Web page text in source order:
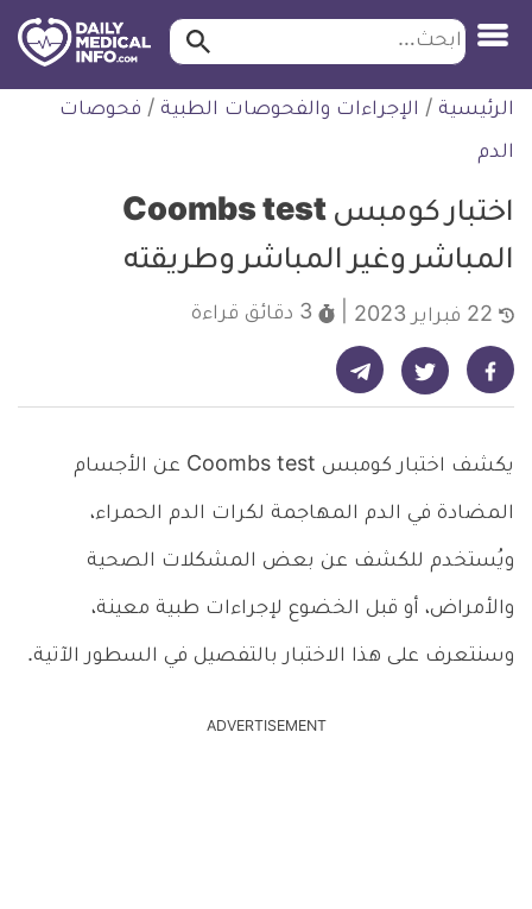
التخطي
للمحتوى
طبية
ابحث ابحث…
الرئيسية / الإجراءات والفحوصات الطبية / فحوصات
الدم
اختبار كومبس Coombs test
المباشر وغير المباشر وطريقته
3 دقائق قراءة
شارك على فيسبوك - ديلي ميديكال انفو شارك على تويتر - ديلي ميديكال انفو شارك على تيليجرام - ديلي ميديكال انفو
يكشف اختبار كومبس Coombs test عن الأجسام
المضادة في الدم المهاجمة لكرات الدم الحمراء،
ويُستخدم للكشف عن بعض المشكلات الصحية
والأمراض، أو قبل الخضوع لإجراءات طبية معينة،
وسنتعرف على هذا الاختبار بالتفصيل في السطور الآتية.
ADVERTISEMENT